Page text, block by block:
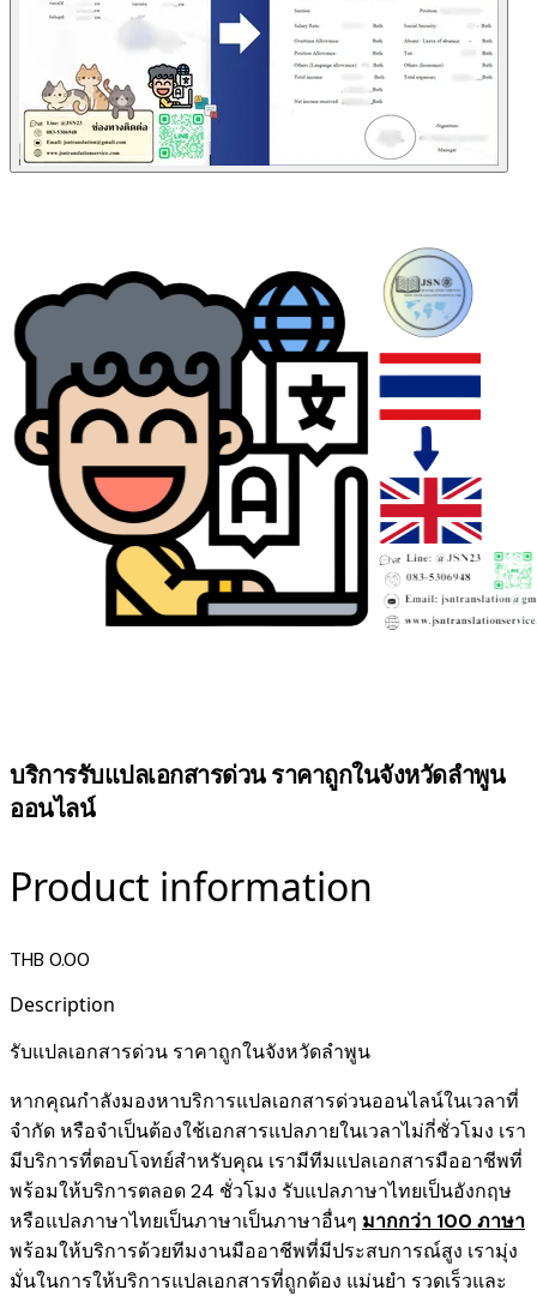
บริการรับแปลเอกสารด่วน ราคาถูกในจังหวัดลำพูน
ออนไลน์
Product information
THB 0.00
Description
รับแปลเอกสารด่วน ราคาถูกในจังหวัดลำพูน
หากคุณกำลังมองหาบริการแปลเอกสารด่วนออนไลน์ในเวลาที่
จำกัด หรือจำเป็นต้องใช้เอกสารแปลภายในเวลาไม่กี่ชั่วโมง เรา
มีบริการที่ตอบโจทย์สำหรับคุณ เรามีทีมแปลเอกสารมืออาชีพที่
พร้อมให้บริการตลอด 24 ชั่วโมง รับแปลภาษาไทยเป็นอังกฤษ
หรือแปลภาษาไทยเป็นภาษาเป็นภาษาอื่นๆ มากกว่า 100 ภาษา
พร้อมให้บริการด้วยทีมงานมืออาชีพที่มีประสบการณ์สูง เรามุ่ง
มั่นในการให้บริการแปลเอกสารที่ถูกต้อง แม่นยำ รวดเร็วและ